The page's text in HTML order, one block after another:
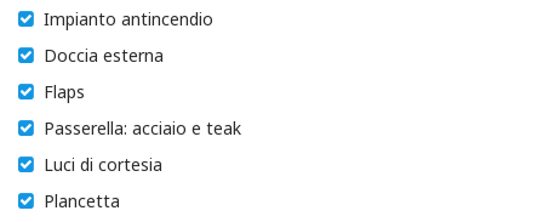
Impianto antincendio
Doccia esterna
Flaps
Passerella: acciaio e teak
Luci di cortesia
Plancetta